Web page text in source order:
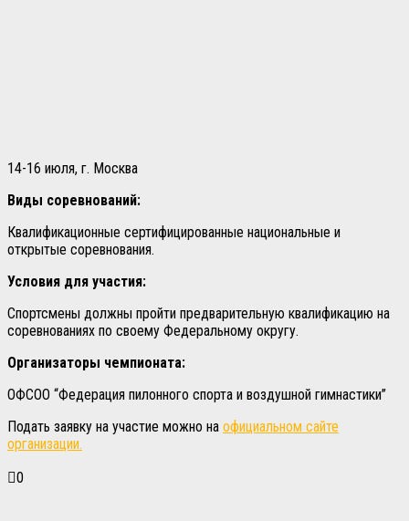
14-16 июля, г. Москва
Виды соревнований:
Квалификационные сертифицированные национальные и
открытые соревнования.
Условия для участия:
Спортсмены должны пройти предварительную квалификацию на
соревнованиях по своему Федеральному округу.
Организаторы чемпионата:
ОФСОО “Федерация пилонного спорта и воздушной гимнастики”
Подать заявку на участие можно на официальном сайте
организации.
0